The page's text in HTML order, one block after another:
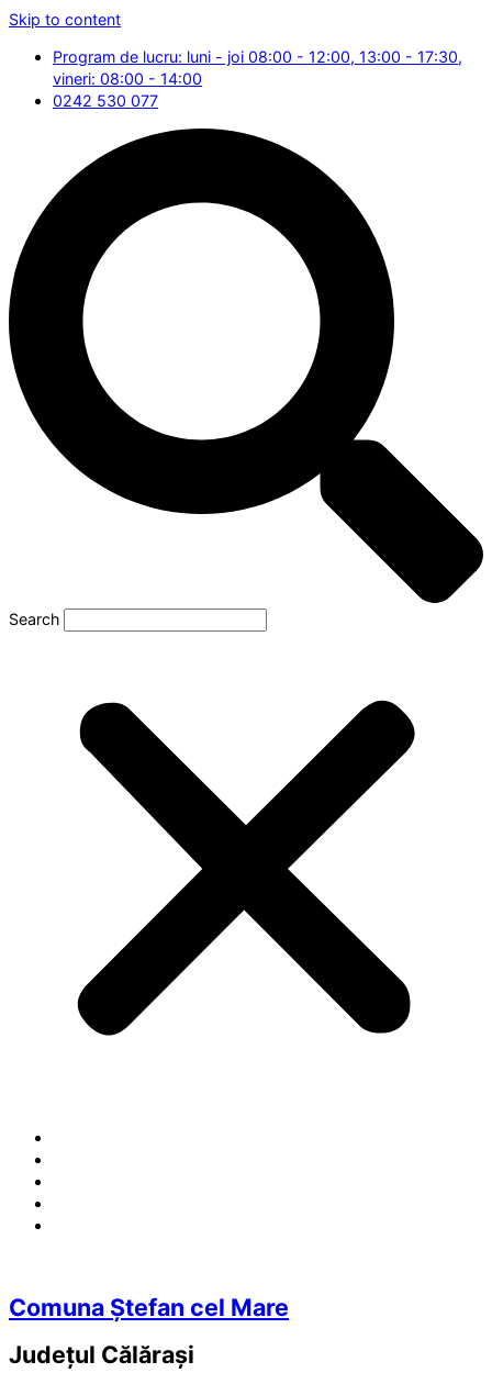
Skip to content
Program de lucru: luni - joi 08:00 - 12:00, 13:00 - 17:30,
vineri: 08:00 - 14:00
0242 530 077
Search
Comuna Ștefan cel Mare
Județul Călărași